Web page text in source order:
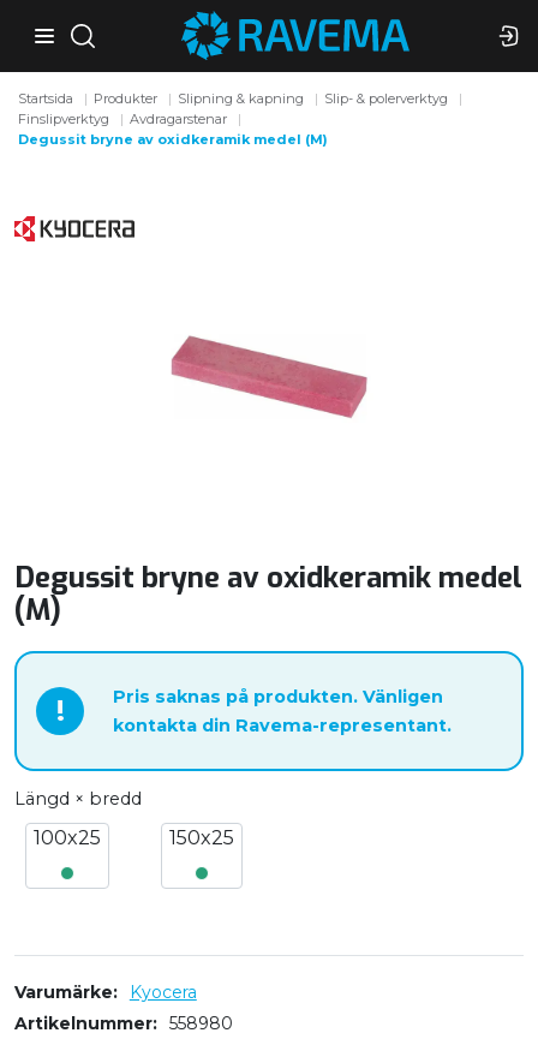
Startsida Produkter Slipning & kapning
Slip- & polerverktyg
Finslipverktyg
Avdragarstenar
Degussit bryne av oxidkeramik medel (M)
Degussit bryne av oxidkeramik medel
(M)
!
Pris saknas på produkten. Vänligen
kontakta din Ravema-representant.
Längd × bredd
100x25 150x25
Varumärke
Kyocera
Artikelnummer
558980